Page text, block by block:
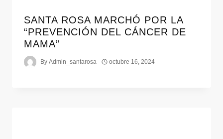
SANTA ROSA MARCHÓ POR LA
“PREVENCIÓN DEL CÁNCER DE
MAMA”
By Admin_santarosa octubre 16, 2024